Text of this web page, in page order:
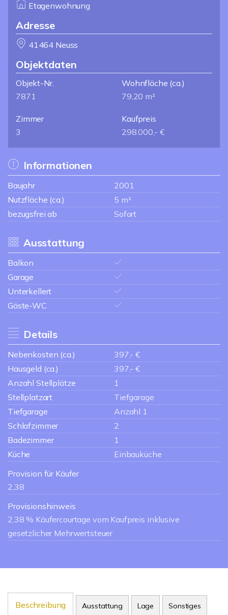
Etagenwohnung
Adresse
41464 Neuss
Objektdaten
Objekt-Nr.
7871
Wohnfläche (ca.)
79,20 m²
Zimmer
3
Kaufpreis
298.000,- €
Informationen
Baujahr
2001
Nutzfläche (ca.)
5 m²
bezugsfrei ab
Sofort
Ausstattung
Balkon
Garage
Unterkellert
Gäste-WC
Details
Nebenkosten (ca.)
397,- €
Hausgeld (ca.)
397,- €
Anzahl Stellplätze
1
Stellplatzart
Tiefgarage
Tiefgarage
Anzahl 1
Schlafzimmer
2
Badezimmer
1
Küche
Einbauküche
Provision für Käufer
2,38
Provisionshinweis
2,38 % Käufercourtage vom Kaufpreis inklusive
gesetzlicher Mehrwertsteuer
Beschreibung Ausstattung Lage Sonstiges